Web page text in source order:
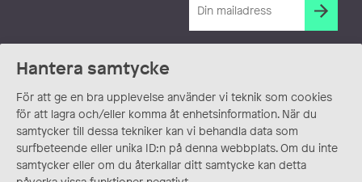
Hantera samtycke
För att ge en bra upplevelse använder vi teknik som cookies
för att lagra och/eller komma åt enhetsinformation. När du
samtycker till dessa tekniker kan vi behandla data som
surfbeteende eller unika ID:n på denna webbplats. Om du inte
samtycker eller om du återkallar ditt samtycke kan detta